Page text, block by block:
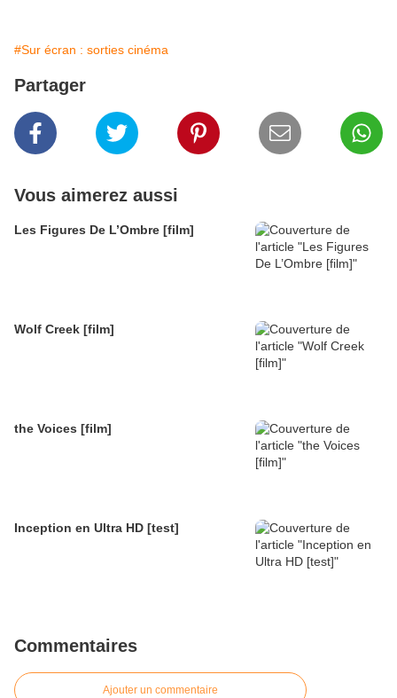
#Sur écran : sorties cinéma
Partager
Vous aimerez aussi
Les Figures De L’Ombre [film]
Wolf Creek [film]
the Voices [film]
Inception en Ultra HD [test]
Commentaires
Ajouter un commentaire